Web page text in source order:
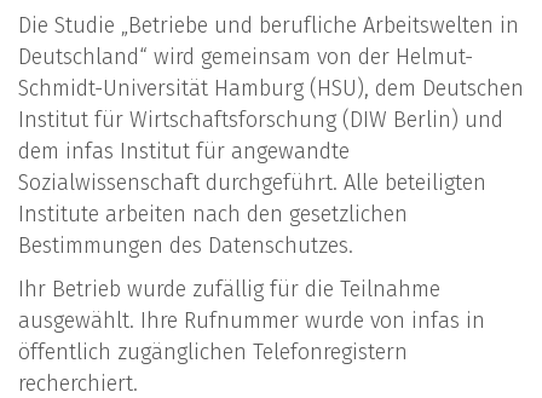
Die Studie „Betriebe und berufliche Arbeitswelten in
Deutschland“ wird gemeinsam von der Helmut-
Schmidt-Universität Hamburg (HSU), dem Deutschen
Institut für Wirtschaftsforschung (DIW Berlin) und
dem infas Institut für angewandte
Sozialwissenschaft durchgeführt. Alle beteiligten
Institute arbeiten nach den gesetzlichen
Bestimmungen des Datenschutzes.
Ihr Betrieb wurde zufällig für die Teilnahme
ausgewählt. Ihre Rufnummer wurde von infas in
öffentlich zugänglichen Telefonregistern
recherchiert.